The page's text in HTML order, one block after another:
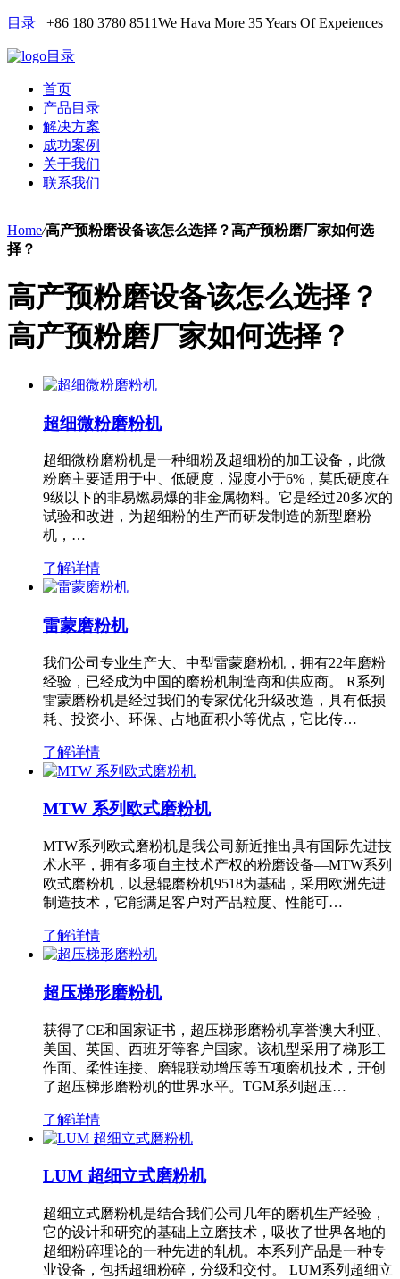
目录 +86 180 3780 8511We Hava More 35 Years Of Expeiences
目录
首页
产品目录
解决方案
成功案例
关于我们
联系我们
Home/高产预粉磨设备该怎么选择？高产预粉磨厂家如何选
择？
高产预粉磨设备该怎么选择？
高产预粉磨厂家如何选择？
超细微粉磨粉机
超细微粉磨粉机是一种细粉及超细粉的加工设备，此微
粉磨主要适用于中、低硬度，湿度小于6%，莫氏硬度在
9级以下的非易燃易爆的非金属物料。它是经过20多次的
试验和改进，为超细粉的生产而研发制造的新型磨粉
机，…
了解详情
雷蒙磨粉机
我们公司专业生产大、中型雷蒙磨粉机，拥有22年磨粉
经验，已经成为中国的磨粉机制造商和供应商。 R系列
雷蒙磨粉机是经过我们的专家优化升级改造，具有低损
耗、投资小、环保、占地面积小等优点，它比传…
了解详情
MTW 系列欧式磨粉机
MTW系列欧式磨粉机是我公司新近推出具有国际先进技
术水平，拥有多项自主技术产权的粉磨设备—MTW系列
欧式磨粉机，以悬辊磨粉机9518为基础，采用欧洲先进
制造技术，它能满足客户对产品粒度、性能可…
了解详情
超压梯形磨粉机
获得了CE和国家证书，超压梯形磨粉机享誉澳大利亚、
美国、英国、西班牙等客户国家。该机型采用了梯形工
作面、柔性连接、磨辊联动增压等五项磨机技术，开创
了超压梯形磨粉机的世界水平。TGM系列超压…
了解详情
LUM 超细立式磨粉机
超细立式磨粉机是结合我们公司几年的磨机生产经验，
它的设计和研究的基础上立磨技术，吸收了世界各地的
超细粉碎理论的一种先进的轧机。本系列产品是一种专
业设备，包括超细粉碎，分级和交付。 LUM系列超细立